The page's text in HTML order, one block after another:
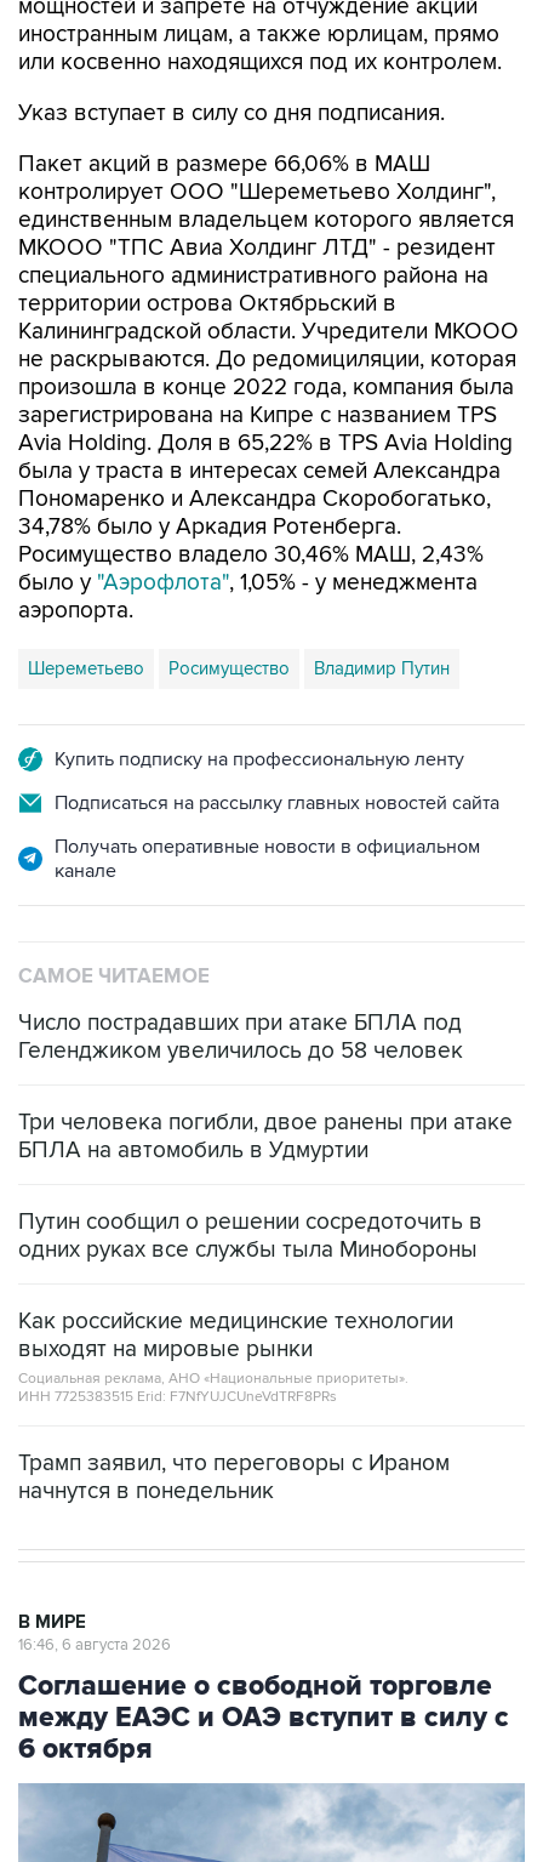
мощностей и запрете на отчуждение акций
иностранным лицам, а также юрлицам, прямо
или косвенно находящихся под их контролем.
Указ вступает в силу со дня подписания.
Пакет акций в размере 66,06% в МАШ
контролирует ООО "Шереметьево Холдинг",
единственным владельцем которого является
МКООО "ТПС Авиа Холдинг ЛТД" - резидент
специального административного района на
территории острова Октябрьский в
Калининградской области. Учредители МКООО
не раскрываются. До редомициляции, которая
произошла в конце 2022 года, компания была
зарегистрирована на Кипре с названием TPS
Avia Holding. Доля в 65,22% в TPS Avia Holding
была у траста в интересах семей Александра
Пономаренко и Александра Скоробогатько,
34,78% было у Аркадия Ротенберга.
Росимущество владело 30,46% МАШ, 2,43%
было у "Аэрофлота", 1,05% - у менеджмента
аэропорта.
Шереметьево Росимущество Владимир Путин
Купить подписку на профессиональную ленту
Подписаться на рассылку главных новостей сайта
Получать оперативные новости в официальном
канале
САМОЕ ЧИТАЕМОЕ
Число пострадавших при атаке БПЛА под
Геленджиком увеличилось до 58 человек
Три человека погибли, двое ранены при атаке
БПЛА на автомобиль в Удмуртии
Путин сообщил о решении сосредоточить в
одних руках все службы тыла Минобороны
Как российские медицинские технологии
выходят на мировые рынки
Социальная реклама, АНО «Национальные приоритеты».
ИНН 7725383515 Erid: F7NfYUJCUneVdTRF8PRs
Трамп заявил, что переговоры с Ираном
начнутся в понедельник
В МИРЕ
16:46, 6 августа 2026
Соглашение о свободной торговле
между ЕАЭС и ОАЭ вступит в силу с
6 октября